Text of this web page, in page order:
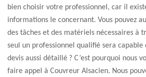
bien choisir votre professionnel, car il
informations le concernant. Vous pouvez
des tâches et des matériels nécessaires à
seul un professionnel qualifié sera capable
devis aussi détaillé ? C’est pourquoi nous
faire appel à Couvreur Alsacien. Nous